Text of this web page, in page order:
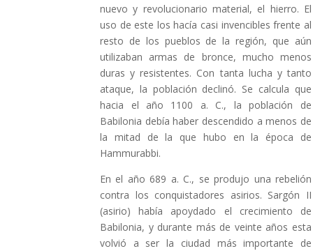
nuevo y revolucionario material, el hierro. El
uso de este los hacía casi invencibles frente al
resto de los pueblos de la región, que aún
utilizaban armas de bronce, mucho menos
duras y resistentes. Con tanta lucha y tanto
ataque, la población declinó. Se calcula que
hacia el año 1100 a. C., la población de
Babilonia debía haber descendido a menos de
la mitad de la que hubo en la época de
Hammurabbi.
En el año 689 a. C., se produjo una rebelión
contra los conquistadores asirios. Sargón II
(asirio) había apoydado el crecimiento de
Babilonia, y durante más de veinte años esta
volvió a ser la ciudad más importante de